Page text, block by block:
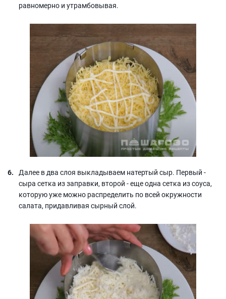
равномерно и утрамбовывая.
Далее в два слоя выкладываем натертый сыр. Первый -
сыра сетка из заправки, второй - еще одна сетка из соуса,
которую уже можно распределить по всей окружности
салата, придавливая сырный слой.